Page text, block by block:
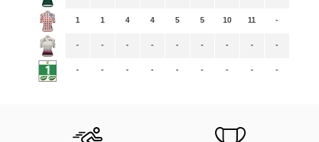
1
-
-
1
-
-
4
-
-
4
-
-
5
-
-
5
-
-
10
-
-
11
-
-
-
-
-